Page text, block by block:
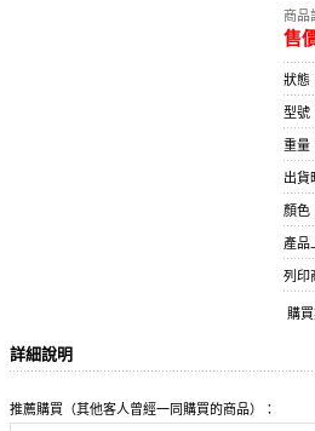
商品
售
狀態
型號
重量
出貨
顏色
產品
列印
購
詳細說明
推薦購買（其他客人曾經一同購買的商品）：